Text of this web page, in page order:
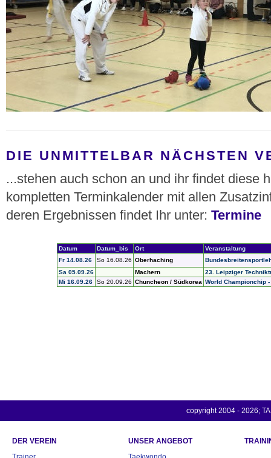
DIE UNMITTELBAR NÄCHSTEN
...stehen auch schon an und ihr findet diese
kompletten Terminkalender mit allen
deren Ergebnissen findet Ihr unter: Termine
copyright 2004 - 2026;
DER VEREIN
UNSER ANGEBOT